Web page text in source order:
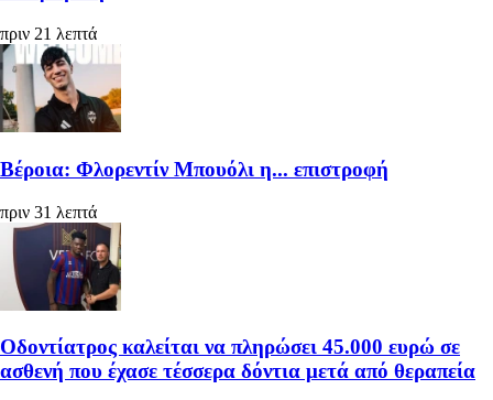
πριν 21 λεπτά
Βέροια: Φλορεντίν Μπουόλι η... επιστροφή
πριν 31 λεπτά
Οδοντίατρος καλείται να πληρώσει 45.000 ευρώ σε
ασθενή που έχασε τέσσερα δόντια μετά από θεραπεία